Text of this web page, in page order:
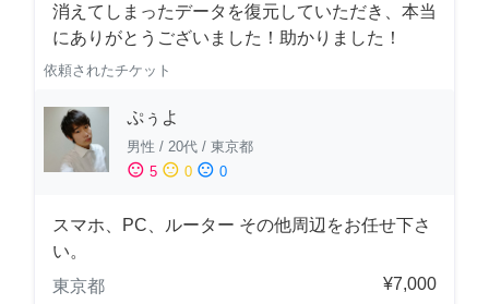
消えてしまったデータを復元していただき、本当
にありがとうございました！助かりました！
依頼されたチケット
ぷぅよ
男性 / 20代 / 東京都
sentiment_satisfied 5 sentiment_neutral 0 sentiment_dissatisfied 0
スマホ、PC、ルーター その他周辺をお任せ下さ
い。
東京都
¥7,000